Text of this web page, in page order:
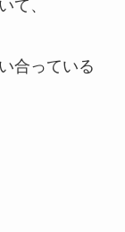
て、
合っている